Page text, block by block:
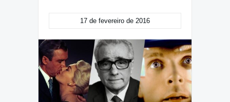
17 de fevereiro de 2016